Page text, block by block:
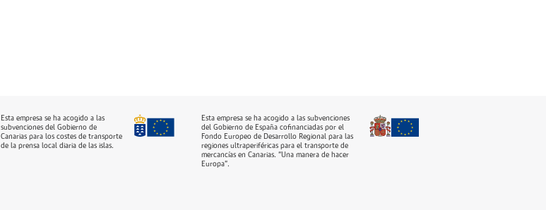
Esta empresa se ha acogido a las
subvenciones del Gobierno de
Canarias para los costes de transporte
de la prensa local diaria de las islas.
Esta empresa se ha acogido a las subvenciones
del Gobierno de España cofinanciadas por el
Fondo Europeo de Desarrollo Regional para las
regiones ultraperiféricas para el transporte de
mercancías en Canarias. “Una manera de hacer
Europa”.